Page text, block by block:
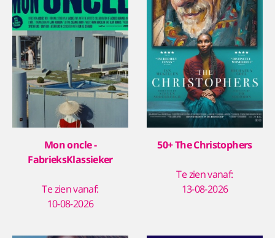
Mon oncle -
FabrieksKlassieker
Te zien vanaf:
10-08-2026
50+ The Christophers
Te zien vanaf:
13-08-2026